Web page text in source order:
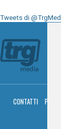
Tweets di
CONTATTI